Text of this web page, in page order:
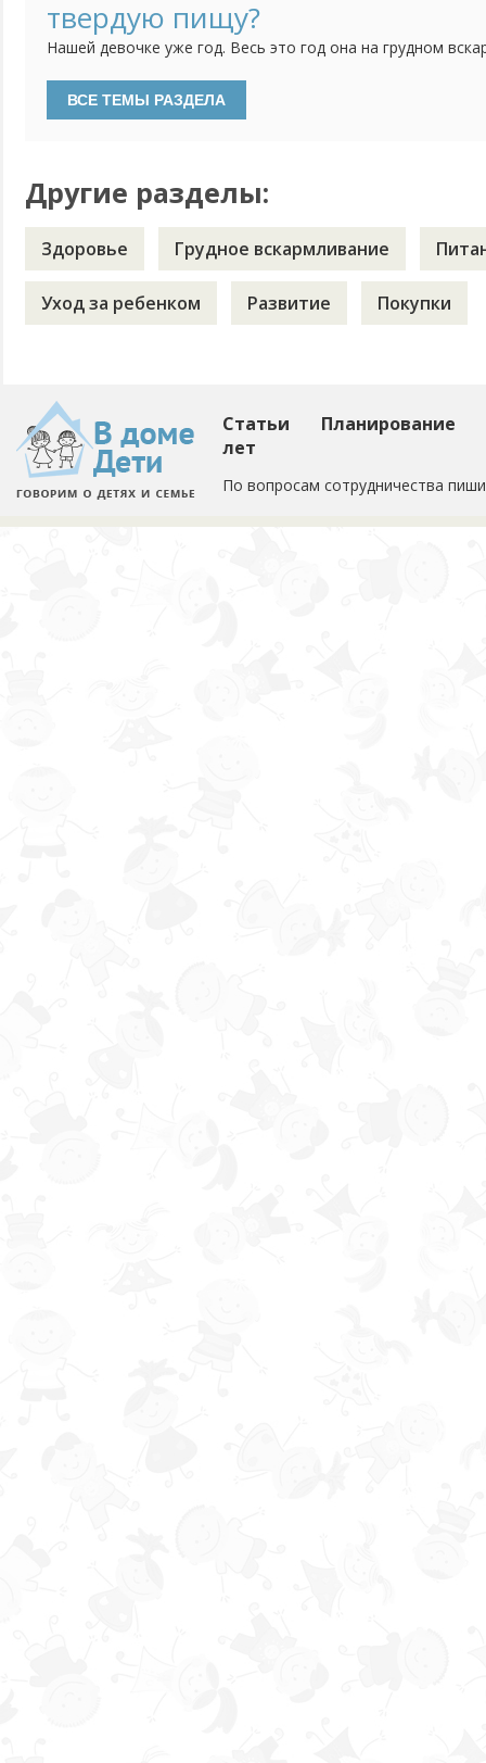
твердую пищу?
Нашей девочке уже год. Весь это год она на грудном
гомогенную консистенцию. Понимаем пора переходить
прикорм. Пробовали давать еду, размельченную вилкой,
Другие разделы:
Здоровье Грудное вскармливание
Уход за ребенком Развитие Покупки
Статьи
Планирование
лет
По вопросам сотрудничества